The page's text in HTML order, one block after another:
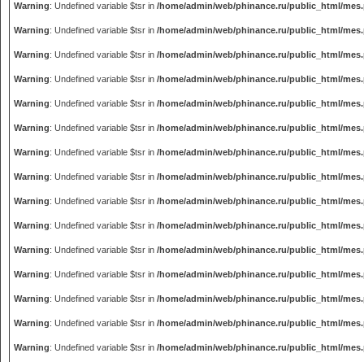
Warning: Undefined variable $tsr in /home/admin/web/phinance.ru/public_html/
Warning: Undefined variable $tsr in /home/admin/web/phinance.ru/public_html/
Warning: Undefined variable $tsr in /home/admin/web/phinance.ru/public_html/
Warning: Undefined variable $tsr in /home/admin/web/phinance.ru/public_html/
Warning: Undefined variable $tsr in /home/admin/web/phinance.ru/public_html/
Warning: Undefined variable $tsr in /home/admin/web/phinance.ru/public_html/
Warning: Undefined variable $tsr in /home/admin/web/phinance.ru/public_html/
Warning: Undefined variable $tsr in /home/admin/web/phinance.ru/public_html/
Warning: Undefined variable $tsr in /home/admin/web/phinance.ru/public_html/
Warning: Undefined variable $tsr in /home/admin/web/phinance.ru/public_html/
Warning: Undefined variable $tsr in /home/admin/web/phinance.ru/public_html/
Warning: Undefined variable $tsr in /home/admin/web/phinance.ru/public_html/
Warning: Undefined variable $tsr in /home/admin/web/phinance.ru/public_html/
Warning: Undefined variable $tsr in /home/admin/web/phinance.ru/public_html/
Warning: Undefined variable $tsr in /home/admin/web/phinance.ru/public_html/